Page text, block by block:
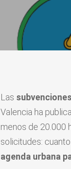
Las
Valencia ha
menos de 20.000
solicitudes:
agenda urbana